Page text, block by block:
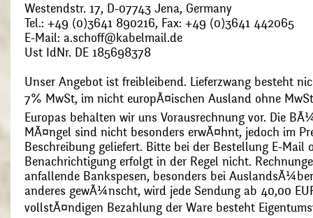
Westendstr. 17, D-07743 Jena, Germany
Tel.: +49 (0)3641 890216, Fax: +49 (0)3641 442065
E-Mail: a.schoff@kabelmail.de
Ust IdNr. DE 185698378
Unser Angebot ist freibleibend. Lieferzwang besteht
7% MwSt, im nicht europÃ¤ischen Ausland ohne
Europas behalten wir uns Vorausrechnung vor. Die
MÃ¤ngel sind nicht besonders erwÃ¤hnt, jedoch im
Beschreibung geliefert. Bitte bei der Bestellung E-Mail
Benachrichtigung erfolgt in der Regel nicht.
anfallende Bankspesen, besonders bei
anderes gewÃ¼nscht, wird jede Sendung ab 40,00
vollstÃ¤ndigen Bezahlung der Ware besteht